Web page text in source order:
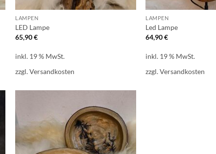
LAMPEN
LED Lampe
65,90€
inkl. 19 % MwSt.
zzgl.Versandkosten
LAMPEN
Led Lampe
64,90€
inkl. 19 % MwSt.
zzgl.Versandkosten